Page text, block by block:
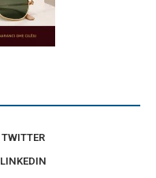
TWITTER
LINKEDIN